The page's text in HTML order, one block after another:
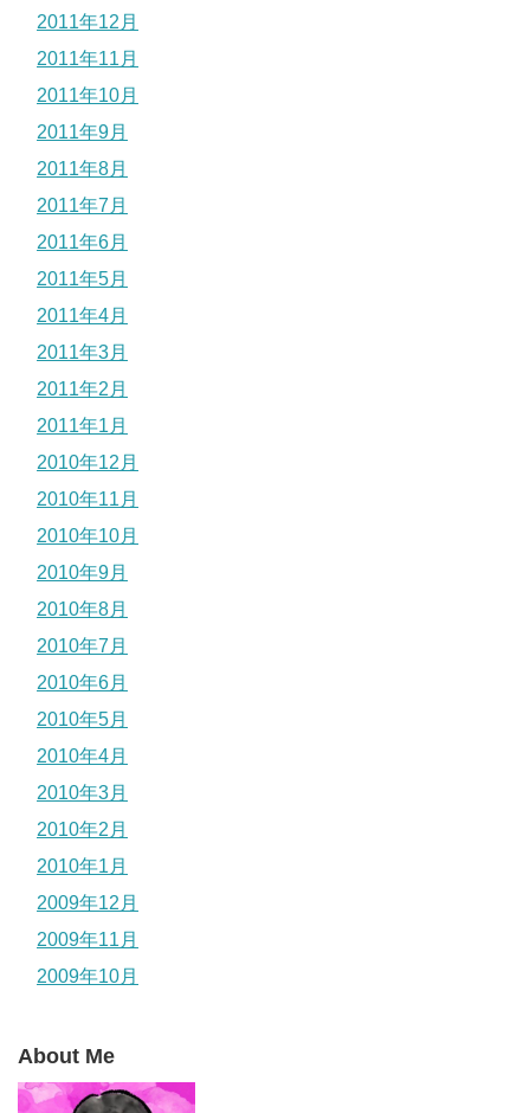
2011年12月
2011年11月
2011年10月
2011年9月
2011年8月
2011年7月
2011年6月
2011年5月
2011年4月
2011年3月
2011年2月
2011年1月
2010年12月
2010年11月
2010年10月
2010年9月
2010年8月
2010年7月
2010年6月
2010年5月
2010年4月
2010年3月
2010年2月
2010年1月
2009年12月
2009年11月
2009年10月
About Me